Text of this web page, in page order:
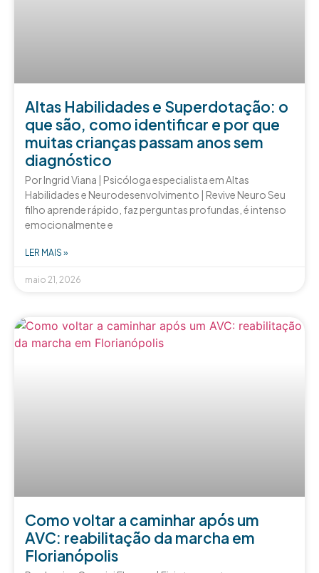
Altas Habilidades e Superdotação: o
que são, como identificar e por que
muitas crianças passam anos sem
diagnóstico
Por Ingrid Viana | Psicóloga especialista em Altas
Habilidades e Neurodesenvolvimento | Revive Neuro Seu
filho aprende rápido, faz perguntas profundas, é intenso
emocionalmente e
LER MAIS »
maio 21, 2026
Como voltar a caminhar após um
AVC: reabilitação da marcha em
Florianópolis